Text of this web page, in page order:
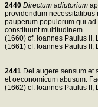
2440 Directum adiutorium
providendum necessitatibus
pauperum populorum qui
constituunt multitudinem.
(1660) cf. Ioannes Paulus II,
(1661) cf. Ioannes Paulus II,
2441 Dei augere sensum et
et oeconomicum abusum.
(1662) cf. Ioannes Paulus II,